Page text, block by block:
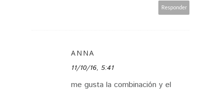
Responder
ANNA
11/10/16, 5:41
me gusta la combinación y el